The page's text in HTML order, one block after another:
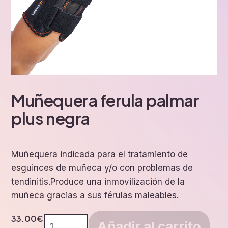
Muñequera ferula palmar
plus negra
Muñequera indicada para el tratamiento de
esguinces de muñeca y/o con problemas de
tendinitis.Produce una inmovilización de la
muñeca gracias a sus férulas maleables.
33.00€